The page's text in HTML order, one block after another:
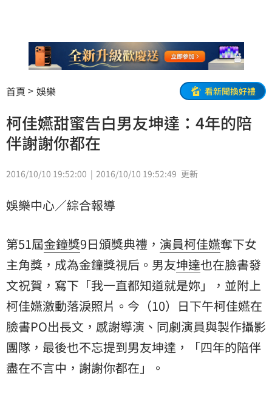
首頁 娛樂 看新聞換好禮
柯佳嬿甜蜜告白男友坤達：4年的陪
伴謝謝你都在
2016/10/10 19:52:00 2016/10/10 19:52:49 更新
娛樂中心／綜合報導
第51屆金鐘獎9日頒獎典禮， 演員柯佳嬿奪下女
主角獎，成為金鐘獎視后。男友坤達也在臉書發
文祝賀，寫下「我一直都知道就是妳」，並附上
柯佳嬿激動落淚照片。今（10）日下午柯佳嬿在
臉書PO出長文，感謝導演、同劇演員與製作攝影
團隊，最後也不忘提到男友坤達，「四年的陪伴
盡在不言中，謝謝你都在」。